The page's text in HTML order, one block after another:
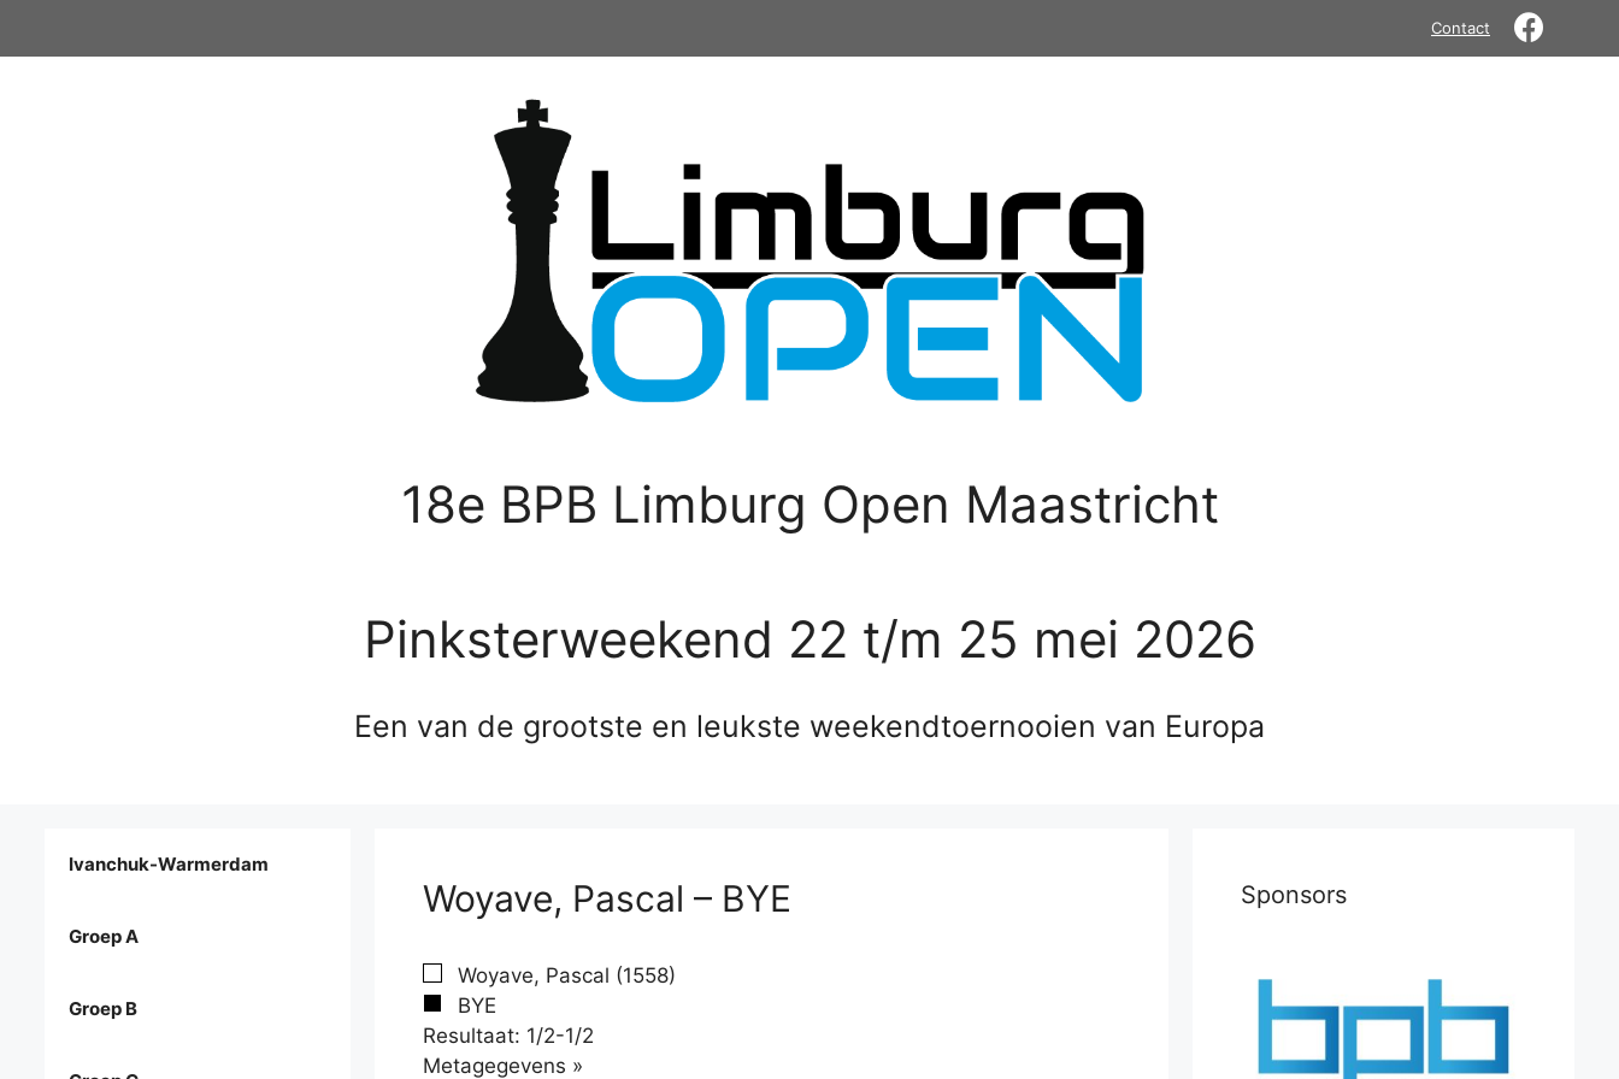
Contact
18e BPB Limburg Open Maastricht
Pinksterweekend 22 t/m 25 mei 2026
Een van de grootste en leukste weekendtoernooien van Europa
Woyave, Pascal – BYE
Woyave, Pascal (1558)
BYE
Resultaat: 1/2-1/2
Metagegevens »
Ivanchuk-Warmerdam
Groep A
Groep B
Sponsors